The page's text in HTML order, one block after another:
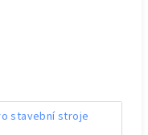
stavební stroje